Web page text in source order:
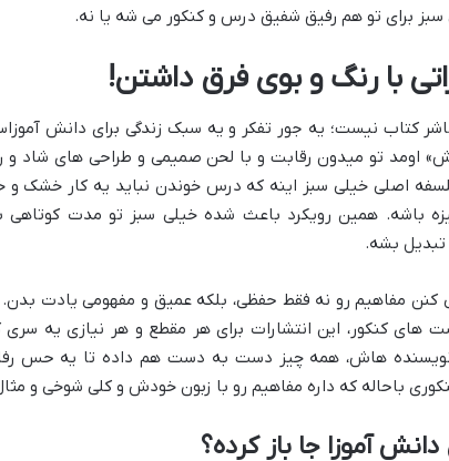
سبز برای تو هم رفیق شفیق درس و کنکور می شه یا نه.
با رنگ و بوی فرق داشتن!
کتاب نیست؛ یه جور تفکر و یه سبک زندگی برای دانش
اومد تو میدون رقابت و با لحن صمیمی و طراحی های شاد و
اصلی خیلی سبز اینه که درس خوندن نباید یه کار خشک و
باشه. همین رویکرد باعث شده خیلی سبز تو مدت کوتاهی
تبدیل بشه.
مفاهیم رو نه فقط حفظی، بلکه عمیق و مفهومی یادت بدن.
های کنکور، این انتشارات برای هر مقطع و هر نیازی یه
هاش، همه چیز دست به دست هم داده تا یه حس
باحاله که داره مفاهیم رو با زبون خودش و کلی شوخی و
آموزا جا باز کرده؟